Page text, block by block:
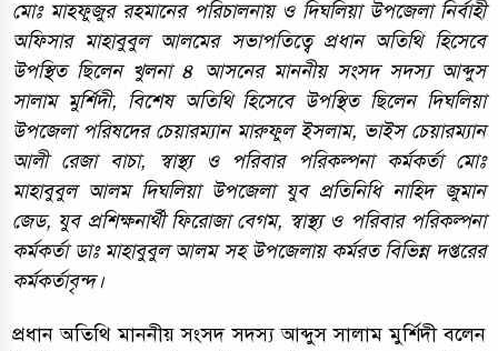
মোঃ মাহফুজুর রহমানের পরিচালনায় ও দিঘলিয়া উপজেলা নির্বাহী
অফিসার মাহাবুবুল আলমের সভাপতিত্বে প্রধান অতিথি হিসেবে
উপস্থিত ছিলেন খুলনা ৪ আসনের মাননীয় সংসদ সদস্য আব্দুস
সালাম মুর্শিদী, বিশেষ অতিথি হিসেবে উপস্থিত ছিলেন দিঘলিয়া
উপজেলা পরিষদের চেয়ারম্যান মারুফুল ইসলাম, ভাইস চেয়ারম্যান
আলী রেজা বাচা, স্বাস্থ্য ও পরিবার পরিকল্পনা কর্মকর্তা মোঃ
মাহাবুবুল আলম দিঘলিয়া উপজেলা যুব প্রতিনিধি নাহিদ জুমান
জেড, যুব প্রশিক্ষনার্থী ফিরোজা বেগম, স্বাস্থ্য ও পরিবার পরিকল্পনা
কর্মকর্তা ডাঃ মাহাবুবুল আলম সহ উপজেলায় কর্মরত বিভিন্ন দপ্তরের
কর্মকর্তাবৃন্দ।
প্রধান অতিথি মাননীয় সংসদ সদস্য আব্দুস সালাম মুর্শিদী বলেন